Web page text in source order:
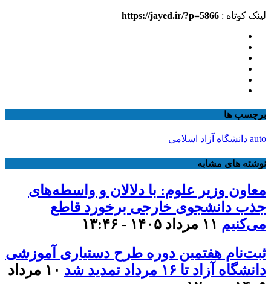
لینک کوتاه : https://jayed.ir/?p=5866
برچسب ها
auto دانشگاه آزاد اسلامی
نوشته های مشابه
معاون وزیر علوم: با دلالان و واسطه‌های
جذب دانشجوی خارجی برخورد قاطع
می‌کنیم ۱۱ مرداد ۱۴۰۵ - ۱۳:۴۶
ثبت‌نام هفتمین دوره طرح دستیاری آموزشی
دانشگاه آزاد تا ۱۶ مرداد تمدید شد
۱۰ مرداد